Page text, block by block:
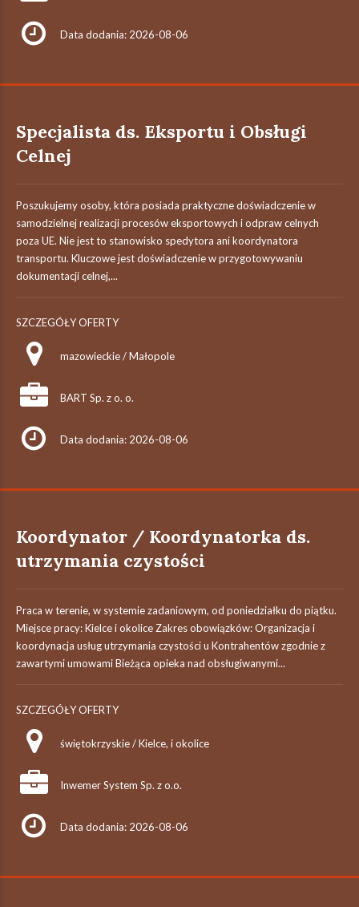
Data dodania: 2026-08-06
Specjalista ds. Eksportu i Obsługi
Celnej
Poszukujemy osoby, która posiada praktyczne doświadczenie w
samodzielnej realizacji procesów eksportowych i odpraw celnych
poza UE. Nie jest to stanowisko spedytora ani koordynatora
transportu. Kluczowe jest doświadczenie w przygotowywaniu
dokumentacji celnej,...
SZCZEGÓŁY OFERTY
mazowieckie / Małopole
BART Sp. z o. o.
Data dodania: 2026-08-06
Koordynator / Koordynatorka ds.
utrzymania czystości
Praca w terenie, w systemie zadaniowym, od poniedziałku do piątku.
Miejsce pracy: Kielce i okolice Zakres obowiązków: Organizacja i
koordynacja usług utrzymania czystości u Kontrahentów zgodnie z
zawartymi umowami Bieżąca opieka nad obsługiwanymi...
SZCZEGÓŁY OFERTY
świętokrzyskie / Kielce, i okolice
Inwemer System Sp. z o.o.
Data dodania: 2026-08-06